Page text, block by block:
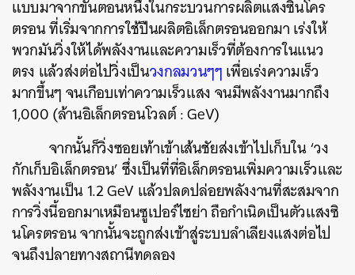
แบบมาจากขั้นตอนหนึ่งในกระบวนการผลิตแสงซินโคร
ตรอน ที่เริ่มจากการใช้ปืนผลิตอิเล็กตรอนออกมา เร่งให้
พวกมันวิ่งให้ได้พลังงานและความเร็วที่ต้องการในแนว
ตรง แล้วส่งต่อไปวิ่งเป็นวงกลมวนๆๆเพื่อเร่งความเร็ว
มากขึ้นๆ จนเกือบเท่าความเร็วแสง จนมีพลังงานมากถึง
1,000 (ล้านอิเล็กตรอนโวลต์ : GeV)
จากนั้นก็วิ่งซอยเท้าเข้าเส้นชัยส่งเข้าไปเก็บใน ‘วง
กักเก็บอิเล็กตรอน’ ซึ่งเป็นที่ที่อิเล็กตรอนเพิ่มความเร็วและ
พลังงานเป็น 1.2 GeV แล้วปลดปล่อยพลังงานที่สะสมจาก
การวิ่งนี้ออกมาเหมือนซูเปอร์ไซย่า ถือกำเนิดเป็นตัวแสงซิ
นโครตรอน จากนั้นจะถูกส่งเข้าสู่ระบบลำเลียงแสงต่อไป
จนถึงปลายทางสถานีทดลอง